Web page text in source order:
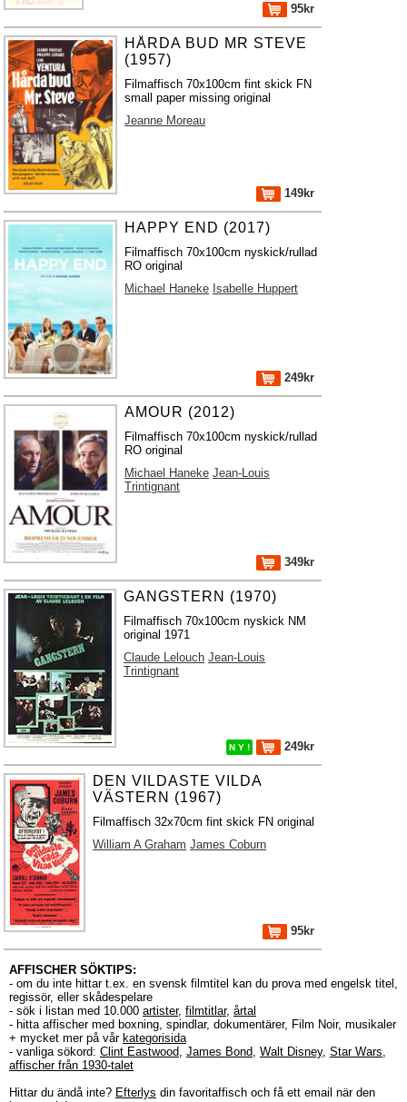
95kr
HÅRDA BUD MR STEVE
(1957)
Filmaffisch 70x100cm fint skick FN
small paper missing original
Jeanne Moreau
149kr
HAPPY END (2017)
Filmaffisch 70x100cm nyskick/rullad
RO original
Michael Haneke Isabelle Huppert
249kr
AMOUR (2012)
Filmaffisch 70x100cm nyskick/rullad
RO original
Michael Haneke Jean-Louis
Trintignant
349kr
GANGSTERN (1970)
Filmaffisch 70x100cm nyskick NM
original 1971
Claude Lelouch Jean-Louis
Trintignant
N Y ! 249kr
DEN VILDASTE VILDA
VÄSTERN (1967)
Filmaffisch 32x70cm fint skick FN original
William A Graham James Coburn
95kr
AFFISCHER SÖKTIPS:
- om du inte hittar t.ex. en svensk filmtitel kan du prova med engelsk titel,
regissör, eller skådespelare
- sök i listan med 10.000 artister, filmtitlar, årtal
- hitta affischer med boxning, spindlar, dokumentärer, Film Noir, musikaler
+ mycket mer på vår kategorisida
- vanliga sökord: Clint Eastwood, James Bond, Walt Disney, Star Wars,
affischer från 1930-talet
Hittar du ändå inte? Efterlys din favoritaffisch och få ett email när den